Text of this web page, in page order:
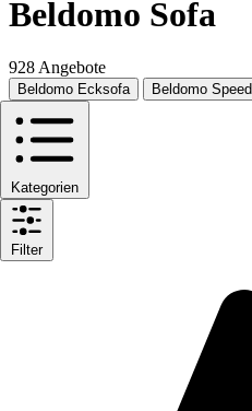
Beldomo Sofa
928 Angebote
Beldomo Ecksofa Beldomo Speed
Kategorien
Filter